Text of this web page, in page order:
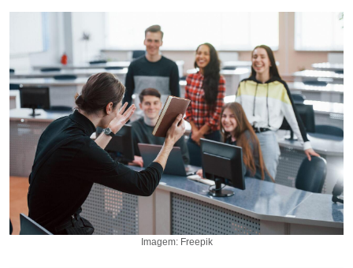
Imagem: Freepik